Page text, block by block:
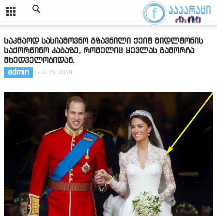
საკმაოდ სასიამოვნო გზავნილი ქეიტ მიდლტონის
საქორწინო კაბაზე, რომელიც ყევლას გამორჩა
მხედველობიდან.
admin
იან 15, 2018